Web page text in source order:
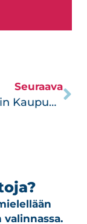
Seuraava
Helsingin Kaupunginteatteri uudessa valossa